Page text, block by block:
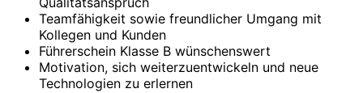
Teamfähigkeit sowie freundlicher Umgang mit
Kollegen und Kunden
Führerschein Klasse B wünschenswert
Motivation, sich weiterzuentwickeln und neue
Technologien zu erlernen